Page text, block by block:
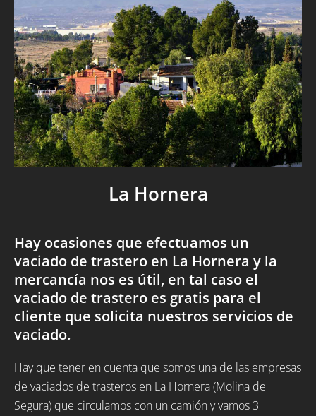
La Hornera
Hay ocasiones que efectuamos un
vaciado de trastero en La Hornera y la
mercancía nos es útil, en tal caso el
vaciado de trastero es gratis para el
cliente que solicita nuestros servicios de
vaciado.
Hay que tener en cuenta que somos una de las empresas
de vaciados de trasteros en La Hornera (Molina de
Segura) que circulamos con un camión y vamos 3